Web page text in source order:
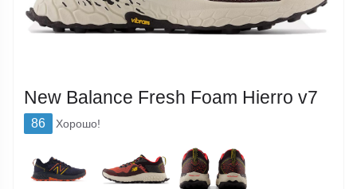
New Balance Fresh Foam Hierro v7
86 Хорошо!